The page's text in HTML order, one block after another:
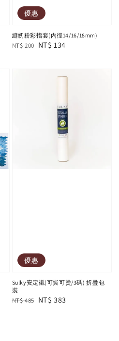
優惠
縫紉粉彩指套(內徑14/16/18mm)
Regular
NT$ 200 Sale
NT$ 134
優惠
Sulky安定襯(可撕可燙/3碼) 折疊包
裝
Regular
NT$ 485 Sale
NT$ 383